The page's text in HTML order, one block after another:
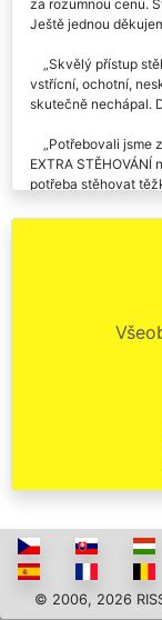
Určitě Všem
za rozumnou cenu.
Skvělý přístup
vstřícní, ochotní,
Potřebovali jsme
EXTRA
spolehliví stěhováci.
Profesionální a